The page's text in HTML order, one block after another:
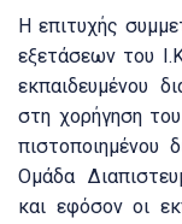
Η επιτυχής
εξετάσεων του
εκπαιδευμένου
στη χορήγηση
πιστοποιημένου
Ομάδα
και εφόσον οι